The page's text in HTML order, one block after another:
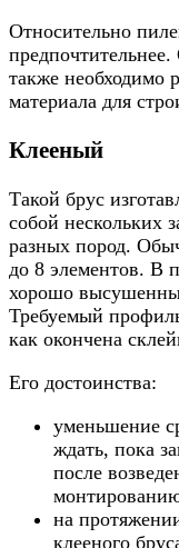
Относительно
также необходимо
материала для
Клееный
Такой брус
собой нескольких
разных пород.
до 8 элементов. В
хорошо
Требуемый
как окончена
Его достоинства:
уменьшение
ждать, пока
после
на
клееного